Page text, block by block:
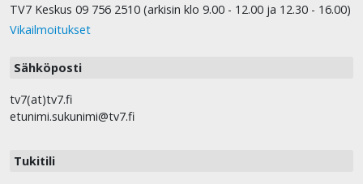
TV7 Keskus 09 756 2510 (arkisin klo 9.00 - 12.00 ja 12.30 - 16.00)
Vikailmoitukset
Sähköposti
tv7(at)tv7.fi
etunimi.sukunimi@tv7.fi
Tukitili